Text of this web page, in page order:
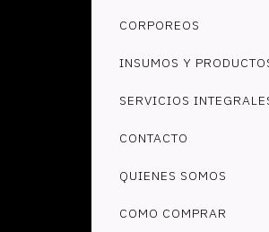
CORPOREOS
INSUMOS Y
SERVICIOS
CONTACTO
QUIENES SOMOS
COMO COMPRAR